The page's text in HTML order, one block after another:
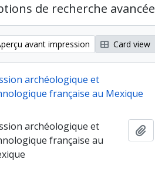
de recherche avancée
avant impression Card view
archéologique et
française au Mexique
archéologique et
française au